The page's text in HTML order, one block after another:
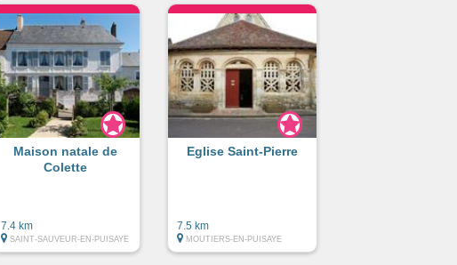
Maison natale de
Colette
7.4 km
SAINT-SAUVEUR-EN-PUISAYE
Eglise Saint-Pierre
7.5 km
MOUTIERS-EN-PUISAYE